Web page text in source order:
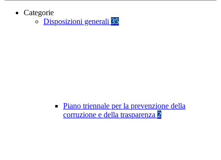
Categorie
Disposizioni generali 35
Piano triennale per la prevenzione della
corruzione e della trasparenza 2